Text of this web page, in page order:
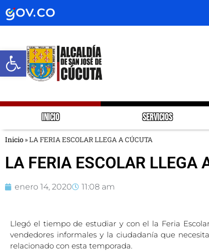
Abrir barra de herramientas
INICIO SERVICIOS
Inicio »LA FERIA ESCOLAR LLEGA A CÚCUTA
LA FERIA ESCOLAR LLEGA
enero 14, 2020 11:08 am
Llegó el tiempo de estudiar y con el la Feria
vendedores informales y la ciudadanía que
relacionado con esta temporada.